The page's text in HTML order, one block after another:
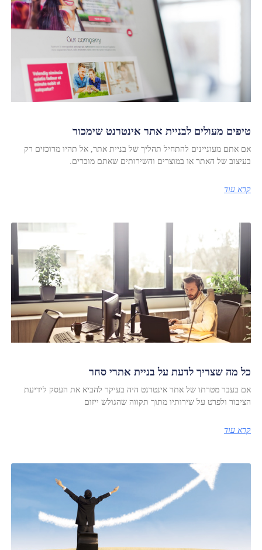
טיפים מעולים לבניית אתר אינטרנט שימכור
אם אתם מעוניינים להתחיל תהליך של בניית אתר, אל תהיו מרוכזים רק
בעיצוב של האתר או במוצרים והשירותים שאתם מוכרים.
קרא עוד
כל מה שצריך לדעת על בניית אתרי סחר
אם בעבר מטרתו של אתר אינטרנט היה בעיקר להביא את העסק לידיעת
הציבור ולפרט על שירותיו מתוך תקווה שהגולש ייזום
קרא עוד